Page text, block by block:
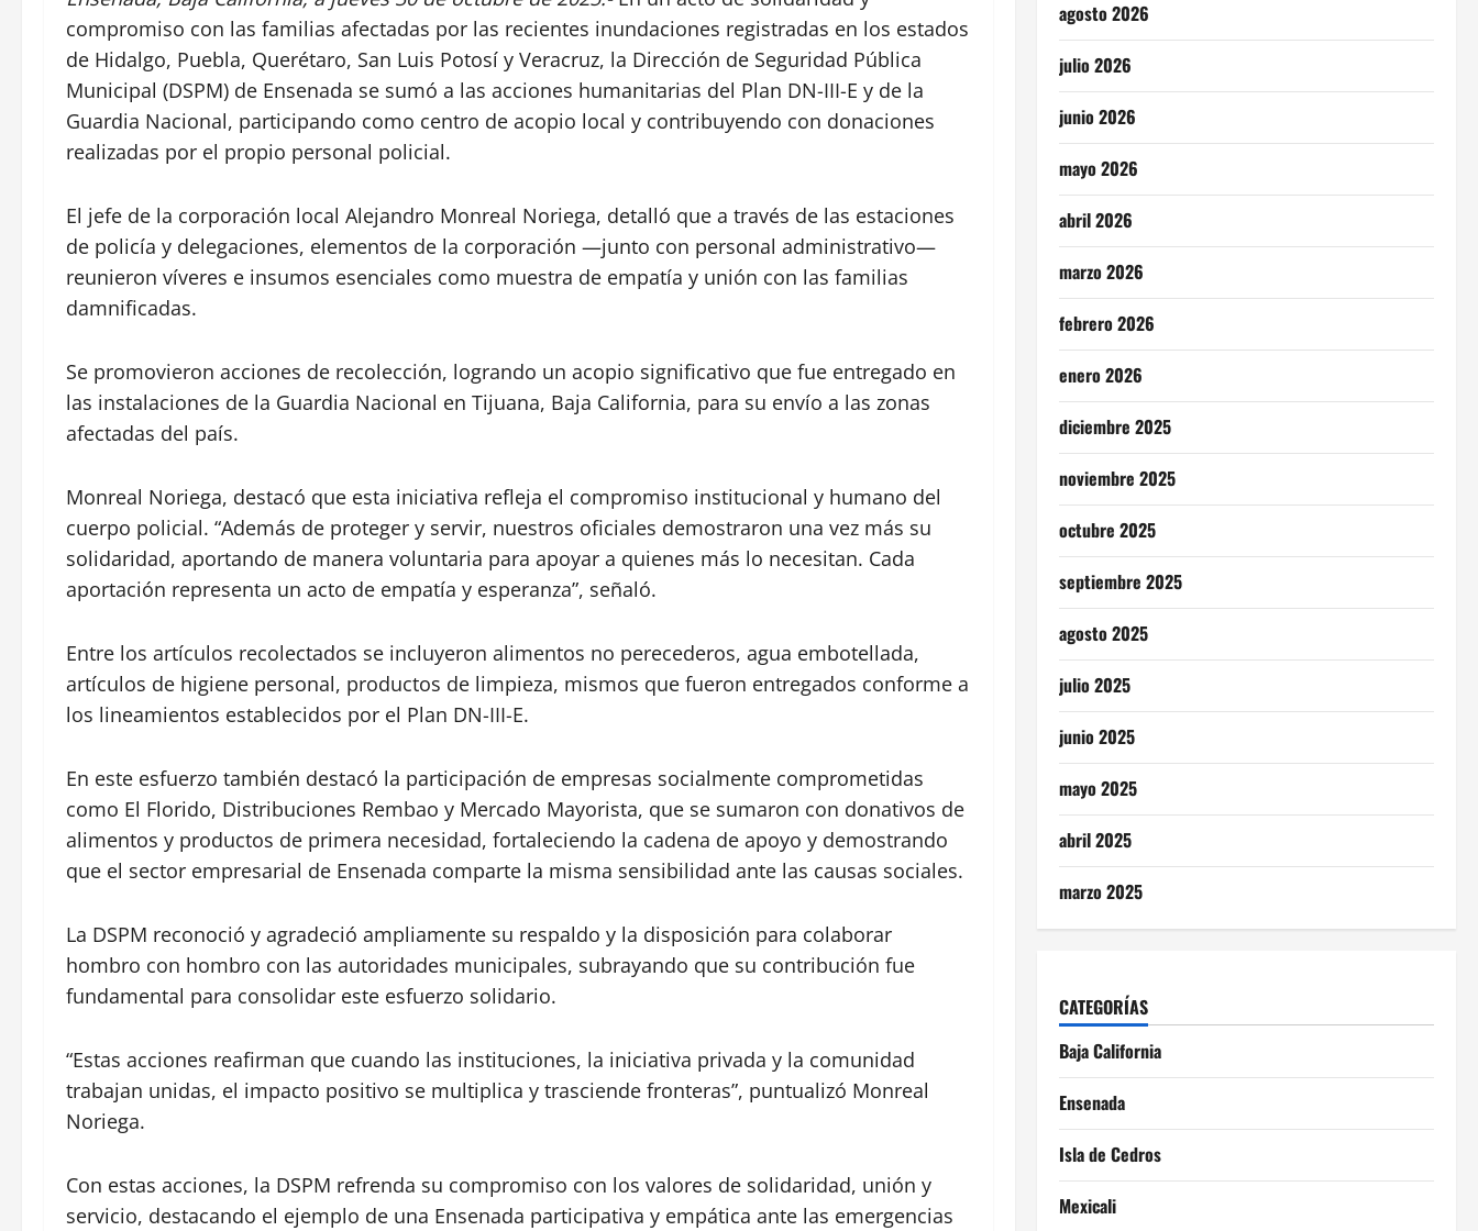
compromiso con las familias afectadas por las recientes inundaciones registradas en los estados
de Hidalgo, Puebla, Querétaro, San Luis Potosí y Veracruz, la Dirección de Seguridad Pública
Municipal (DSPM) de Ensenada se sumó a las acciones humanitarias del Plan DN-III-E y de la
Guardia Nacional, participando como centro de acopio local y contribuyendo con donaciones
realizadas por el propio personal policial.
El jefe de la corporación local Alejandro Monreal Noriega, detalló que a través de las estaciones
de policía y delegaciones, elementos de la corporación —junto con personal administrativo—
reunieron víveres e insumos esenciales como muestra de empatía y unión con las familias
damnificadas.
Se promovieron acciones de recolección, logrando un acopio significativo que fue entregado en
las instalaciones de la Guardia Nacional en Tijuana, Baja California, para su envío a las zonas
afectadas del país.
Monreal Noriega, destacó que esta iniciativa refleja el compromiso institucional y humano del
cuerpo policial. “Además de proteger y servir, nuestros oficiales demostraron una vez más su
solidaridad, aportando de manera voluntaria para apoyar a quienes más lo necesitan. Cada
aportación representa un acto de empatía y esperanza”, señaló.
Entre los artículos recolectados se incluyeron alimentos no perecederos, agua embotellada,
artículos de higiene personal, productos de limpieza, mismos que fueron entregados conforme a
los lineamientos establecidos por el Plan DN-III-E.
En este esfuerzo también destacó la participación de empresas socialmente comprometidas
como El Florido, Distribuciones Rembao y Mercado Mayorista, que se sumaron con donativos de
alimentos y productos de primera necesidad, fortaleciendo la cadena de apoyo y demostrando
que el sector empresarial de Ensenada comparte la misma sensibilidad ante las causas sociales.
La DSPM reconoció y agradeció ampliamente su respaldo y la disposición para colaborar
hombro con hombro con las autoridades municipales, subrayando que su contribución fue
fundamental para consolidar este esfuerzo solidario.
“Estas acciones reafirman que cuando las instituciones, la iniciativa privada y la comunidad
trabajan unidas, el impacto positivo se multiplica y trasciende fronteras”, puntualizó Monreal
Noriega.
Con estas acciones, la DSPM refrenda su compromiso con los valores de solidaridad, unión y
servicio, destacando el ejemplo de una Ensenada participativa y empática ante las emergencias
agosto 2026
julio 2026
junio 2026
mayo 2026
abril 2026
marzo 2026
febrero 2026
enero 2026
diciembre 2025
noviembre 2025
octubre 2025
septiembre 2025
agosto 2025
julio 2025
junio 2025
mayo 2025
abril 2025
marzo 2025
CATEGORÍAS
Baja California
Ensenada
Isla de Cedros
Mexicali